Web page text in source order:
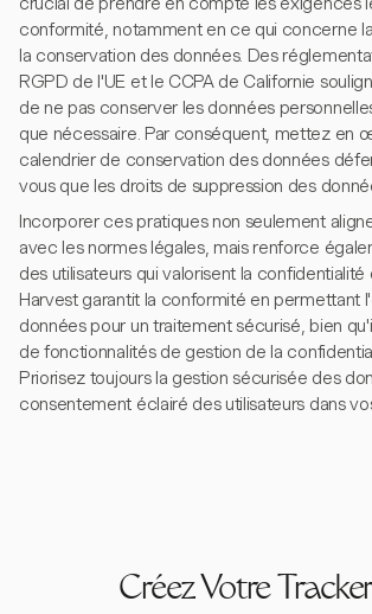
conformité, notamment en ce qui concerne
la conservation des données. Des
RGPD de l'UE et le CCPA de Californie
de ne pas conserver les données
que nécessaire. Par conséquent, mettez en
calendrier de conservation des données
vous que les droits de suppression des
Incorporer ces pratiques non seulement
avec les normes légales, mais renforce
des utilisateurs qui valorisent la confidentialité
Harvest garantit la conformité en permettant
données pour un traitement sécurisé, bien
de fonctionnalités de gestion de la
Priorisez toujours la gestion sécurisée des
consentement éclairé des utilisateurs dans
Créez Votre